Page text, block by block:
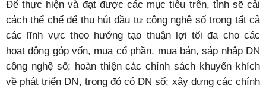
Để thực hiện và đạt được các mục tiêu trên, tỉnh sẽ cải
cách thể chế để thu hút đầu tư công nghệ số trong tất cả
các lĩnh vực theo hướng tạo thuận lợi tối đa cho các
hoạt động góp vốn, mua cổ phần, mua bán, sáp nhập DN
công nghệ số; hoàn thiện các chính sách khuyến khích
về phát triển DN, trong đó có DN số; xây dựng các chính